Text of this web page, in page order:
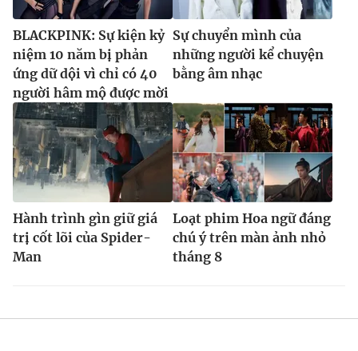
BLACKPINK: Sự kiện kỷ
niệm 10 năm bị phản
ứng dữ dội vì chỉ có 40
người hâm mộ được mời
Sự chuyển mình của
những người kể chuyện
bằng âm nhạc
Hành trình gìn giữ giá
trị cốt lõi của Spider-
Man
Loạt phim Hoa ngữ đáng
chú ý trên màn ảnh nhỏ
tháng 8